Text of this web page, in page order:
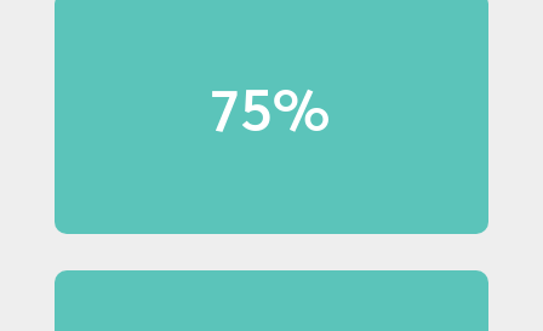
75%
75% van de Millennials let op
displays in winkels.